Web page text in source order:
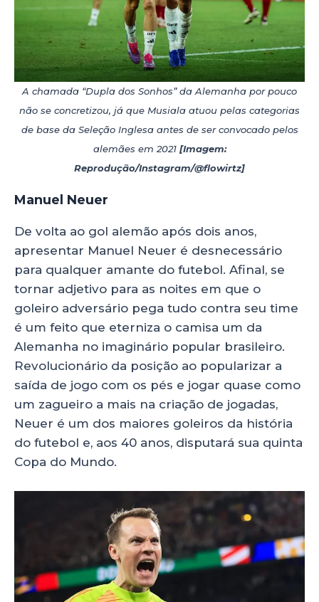
A chamada “Dupla dos Sonhos” da Alemanha por pouco
não se concretizou, já que Musiala atuou pelas categorias
de base da Seleção Inglesa antes de ser convocado pelos
alemães em 2021 [Imagem:
Reprodução/Instagram/@flowirtz]
Manuel Neuer
De volta ao gol alemão após dois anos,
apresentar Manuel Neuer é desnecessário
para qualquer amante do futebol. Afinal, se
tornar adjetivo para as noites em que o
goleiro adversário pega tudo contra seu time
é um feito que eterniza o camisa um da
Alemanha no imaginário popular brasileiro.
Revolucionário da posição ao popularizar a
saída de jogo com os pés e jogar quase como
um zagueiro a mais na criação de jogadas,
Neuer é um dos maiores goleiros da história
do futebol e, aos 40 anos, disputará sua quinta
Copa do Mundo.